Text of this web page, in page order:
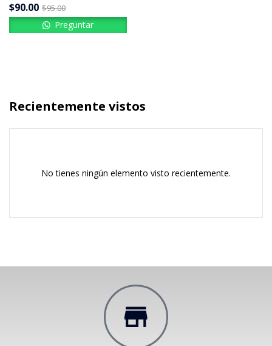
$90.00 $95.00
Preguntar
Recientemente vistos
No tienes ningún elemento visto recientemente.